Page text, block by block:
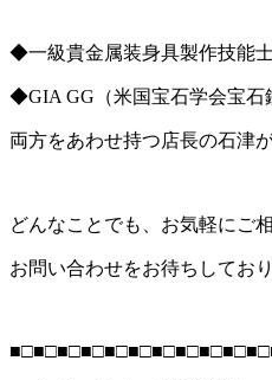
◆一級貴金属装身具製作技能
◆GIA GG （米国宝石学会宝石
両方をあわせ持つ店長の石津
どんなことでも、お気軽にご
お問い合わせをお待ちしており